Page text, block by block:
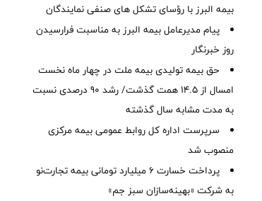
بیمه البرز با رؤسای تشکل های صنفی نمایندگان
پیام مدیرعامل بیمه البرز به مناسبت فرارسیدن
روز خبرنگار
حق بیمه تولیدی بیمه ملت در چهار ماه نخست
امسال از 14.5 همت گذشت/ رشد 90 درصدی نسبت
به مدت مشابه سال گذشته
سرپرست اداره كل روابط عمومی بیمه مركزی
منصوب شد
پرداخت خسارت ۶ میلیارد تومانی بیمه تجارت‌نو
به شرکت «بهینه‌سازان سبز جم»